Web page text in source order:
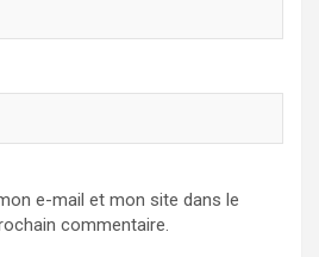
e-mail et mon site dans le
commentaire.